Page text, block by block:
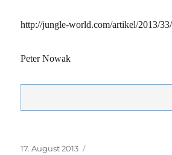
http://jungle-world.com/artikel/2013/
Peter Nowak
Veröffentlicht
17. August 2013